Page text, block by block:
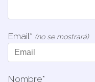
Email* (no se mostrará)
Nombre*